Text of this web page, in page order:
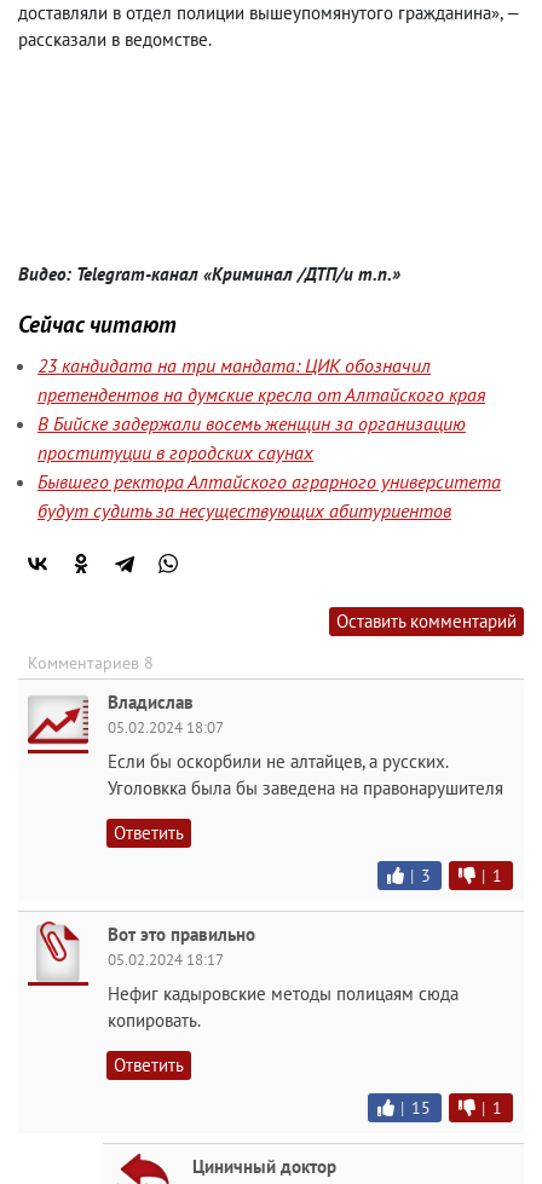
доставляли в отдел полиции вышеупомянутого гражданина», —
рассказали в ведомстве.
Видео: Telegram-канал «Криминал /ДТП/и т.п.»
Сейчас читают
23 кандидата на три мандата: ЦИК обозначил
претендентов на думские кресла от Алтайского края
В Бийске задержали восемь женщин за организацию
проституции в городских саунах
Бывшего ректора Алтайского аграрного университета
будут судить за несуществующих абитуриентов
Оставить комментарий
Комментариев 8
Владислав
05.02.2024 18:07
Если бы оскорбили не алтайцев, а русских.
Уголовкка была бы заведена на правонарушителя
Ответить
| 3 | 1
Вот это правильно
05.02.2024 18:17
Нефиг кадыровские методы полицаям сюда
копировать.
Ответить
| 15 | 1
Циничный доктор